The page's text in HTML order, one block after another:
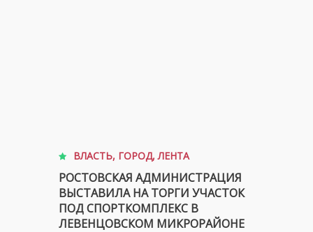
ВЛАСТЬ, ГОРОД,ЛЕНТА
РОСТОВСКАЯ АДМИНИСТРАЦИЯ
ВЫСТАВИЛА НА ТОРГИ УЧАСТОК
ПОД СПОРТКОМПЛЕКС В
ЛЕВЕНЦОВСКОМ МИКРОРАЙОНЕ